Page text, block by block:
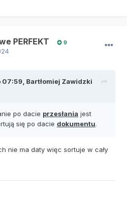
PERFEKT 9
Bartłomiej Zawidzki
po dacie przesłania jest
się po dacie dokumentu.
nie ma daty więc sortuje w cały